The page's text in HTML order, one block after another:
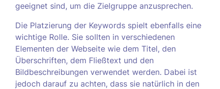
geeignet sind, um die Zielgruppe anzusprechen.
Die Platzierung der Keywords spielt ebenfalls eine
wichtige Rolle. Sie sollten in verschiedenen
Elementen der Webseite wie dem Titel, den
Überschriften, dem Fließtext und den
Bildbeschreibungen verwendet werden. Dabei ist
jedoch darauf zu achten, dass sie natürlich in den